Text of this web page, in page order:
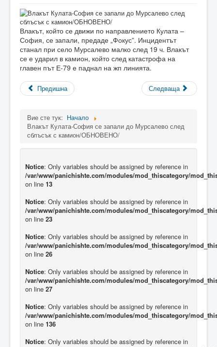
Влакът, който се движи по направлението Кулата –
София, се запали, предаде „Фокус”. Инцидентът
станал при село Мурсалево малко след 19 ч. Влакът
се е ударил в камион, който след катастрофа на
главен път Е-79 е паднал на жп линията.
Предишна Следваща
Вие сте тук: Начало
Влакът Кулата-София се запали до Мурсалево след
сблъсък с камион/ОБНОВЕНО/
Notice: Only variables should be assigned by reference in
/var/www/panichishte.com/modules/mod_thiscategory/
on line 13
Notice: Only variables should be assigned by reference in
/var/www/panichishte.com/modules/mod_thiscategory/
on line 23
Notice: Only variables should be assigned by reference in
/var/www/panichishte.com/modules/mod_thiscategory/
on line 26
Notice: Only variables should be assigned by reference in
/var/www/panichishte.com/modules/mod_thiscategory/
on line 27
Notice: Only variables should be assigned by reference in
/var/www/panichishte.com/modules/mod_thiscategory/
on line 136
Notice: Only variables should be assigned by reference in